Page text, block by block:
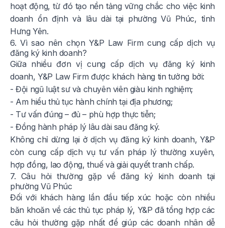
hoạt động, từ đó tạo nền tảng vững chắc cho việc kinh
doanh ổn định và lâu dài tại phường Vũ Phúc, tỉnh
Hưng Yên.
6. Vì sao nên chọn Y&P Law Firm cung cấp dịch vụ
đăng ký kinh doanh?
Giữa nhiều đơn vị cung cấp dịch vụ đăng ký kinh
doanh, Y&P Law Firm được khách hàng tin tưởng bởi:
- Đội ngũ luật sư và chuyên viên giàu kinh nghiệm;
- Am hiểu thủ tục hành chính tại địa phương;
- Tư vấn đúng – đủ – phù hợp thực tiễn;
- Đồng hành pháp lý lâu dài sau đăng ký.
Không chỉ dừng lại ở dịch vụ đăng ký kinh doanh, Y&P
còn cung cấp dịch vụ tư vấn pháp lý thường xuyên,
hợp đồng, lao động, thuế và giải quyết tranh chấp.
7. Câu hỏi thường gặp về đăng ký kinh doanh tại
phường Vũ Phúc
Đối với khách hàng lần đầu tiếp xúc hoặc còn nhiều
băn khoăn về các thủ tục pháp lý, Y&P đã tổng hợp các
câu hỏi thường gặp nhất để giúp các doanh nhân dễ